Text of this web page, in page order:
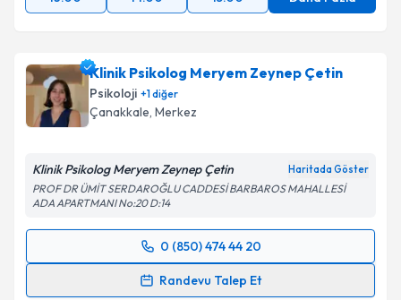
Klinik Psikolog Meryem Zeynep Çetin
Psikoloji +1diğer
Çanakkale, Merkez
Klinik Psikolog Meryem Zeynep Çetin Haritada Göster
PROF DR ÜMİT SERDAROĞLU CADDESİ BARBAROS MAHALLESİ
ADA APARTMANI No:20 D:14
0 (850) 474 44 20
Randevu Talep Et
Randevu Takvimi Talebi